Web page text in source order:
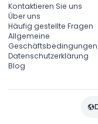
Kontaktieren Sie uns
Über uns
Häufig gestellte Fragen
Allgemeine
Geschäftsbedingungen
Datenschutzerklärung
Blog